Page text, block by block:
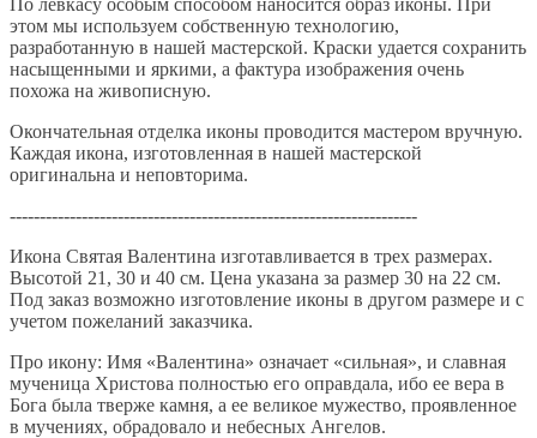
По левкасу особым способом наносится образ иконы. При
этом мы используем собственную технологию,
разработанную в нашей мастерской. Краски удается сохранить
насыщенными и яркими, а фактура изображения очень
похожа на живописную.
Окончательная отделка иконы проводится мастером вручную.
Каждая икона, изготовленная в нашей мастерской
оригинальна и неповторима.
--------------------------------------------------------------------
Икона Святая Валентина изготавливается в трех размерах.
Высотой 21, 30 и 40 см. Цена указана за размер 30 на 22 см.
Под заказ возможно изготовление иконы в другом размере и с
учетом пожеланий заказчика.
Про икону: Имя «Валентина» означает «сильная», и славная
мученица Христова полностью его оправдала, ибо ее вера в
Бога была тверже камня, а ее великое мужество, проявленное
в мучениях, обрадовало и небесных Ангелов.